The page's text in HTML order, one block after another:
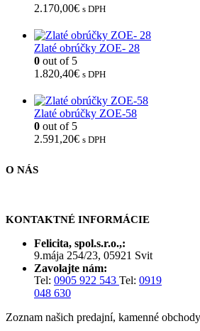
2.170,00€ s DPH
Zlaté obrúčky ZOE- 28
0 out of 5
1.820,40€ s DPH
Zlaté obrúčky ZOE-58
0 out of 5
2.591,20€ s DPH
O NÁS
KONTAKTNÉ INFORMÁCIE
Felicita, spol.s.r.o.,:
9.mája 254/23, 05921 Svit
Zavolajte nám:
Tel: 0905 922 543 Tel: 0919
048 630
Zoznam našich predajní, kamenné